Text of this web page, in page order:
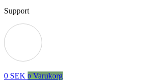
Support
0 SEK 0 Varukorg